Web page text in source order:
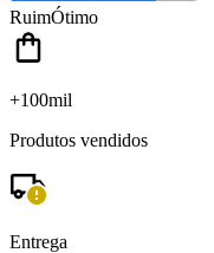
RuimÓtimo
+100mil
Produtos vendidos
Entrega